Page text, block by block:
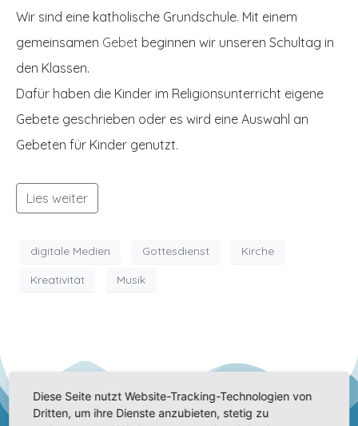
Wir sind eine katholische Grundschule. Mit einem
gemeinsamen Gebet beginnen wir unseren Schultag in
den Klassen.
Dafür haben die Kinder im Religionsunterricht eigene
Gebete geschrieben oder es wird eine Auswahl an
Gebeten für Kinder genutzt.
Lies weiter
digitale Medien Gottesdienst
Kirche
Kreativität
Musik
Diese Seite nutzt Website-Tracking-Technologien von
Dritten, um ihre Dienste anzubieten, stetig zu